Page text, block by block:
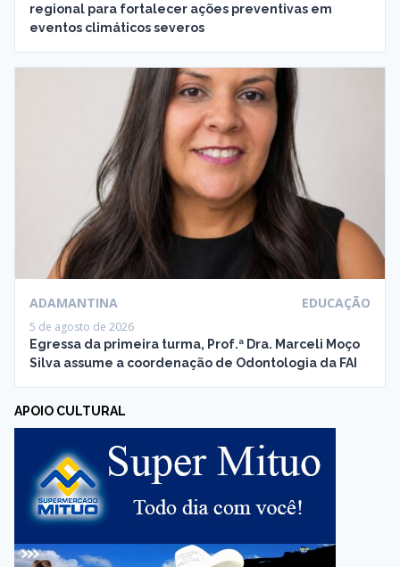
regional para fortalecer ações preventivas em
eventos climáticos severos
ADAMANTINA EDUCAÇÃO
5 de agosto de 2026
Egressa da primeira turma, Prof.ª Dra. Marceli Moço
Silva assume a coordenação de Odontologia da FAI
APOIO CULTURAL